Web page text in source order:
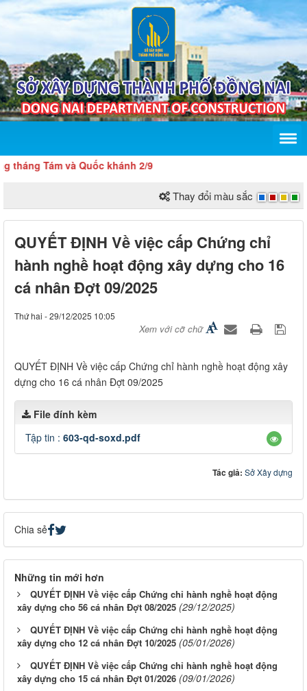
Tám và Quốc khánh 2/9
Thay đổi màu sắc
QUYẾT ĐỊNH Về việc cấp Chứng chỉ
hành nghề hoạt động xây dựng cho 16
cá nhân Đợt 09/2025
Thứ hai - 29/12/2025 10:05
Xem với cỡ chữ
QUYẾT ĐỊNH Về việc cấp Chứng chỉ hành nghề hoạt động xây
dựng cho 16 cá nhân Đợt 09/2025
File đính kèm
Tập tin : 603-qd-soxd.pdf
Tác giả: Sở Xây dựng
Chia sẻ
Những tin mới hơn
QUYẾT ĐỊNH Về việc cấp Chứng chỉ hành nghề hoạt động
xây dựng cho 56 cá nhân Đợt 08/2025 (29/12/2025)
QUYẾT ĐỊNH Về việc cấp Chứng chỉ hành nghề hoạt động
xây dựng cho 12 cá nhân Đợt 10/2025 (05/01/2026)
QUYẾT ĐỊNH Về việc cấp Chứng chỉ hành nghề hoạt động
xây dựng cho 15 cá nhân Đợt 01/2026 (09/01/2026)